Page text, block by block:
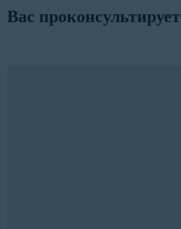
Вас проконсультирует